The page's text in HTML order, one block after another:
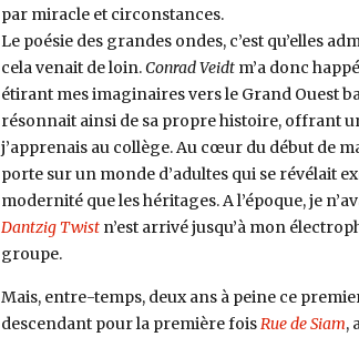
par miracle et circonstances.
Le poésie des grandes ondes, c’est qu’elles
cela venait de loin.Conrad Veidtm’a donc
étirant mes imaginaires vers le Grand Ouest
résonnait ainsi de sa propre histoire, offrant
j’apprenais au collège.Au cœur du début de
porte sur un monde d’adultes qui se révélait
modernité que les héritages. A l’époque, je
Dantzig Twistn’est arrivé jusqu’à mon
groupe.
Mais, entre-temps, deux ans à peine ce
descendant pour la première foisRue de Siam,